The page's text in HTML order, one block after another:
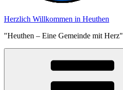
Herzlich Willkommen in Heuthen
"Heuthen – Eine Gemeinde mit Herz"